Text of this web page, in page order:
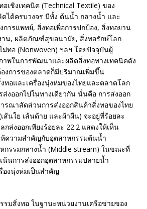
เชิงเทคนิค (Technical Textile) ของ
ได้ครบวงจร มีทั้ง ต้นน้ำ กลางน้ำ และ
ารแพทย์, สิ่งทอเพื่อการปกป้อง, สิ่งทอยาน
าน, ผลิตภัณฑ์สุขอนามัย, สิ่งทอรักษ์โลก
ม่ทอ (Nonwoven) ฯลฯ โดยปัจจุบันผู้
าพในการพัฒนาและผลิตสิ่งทอทางเทคนิคดัง
งการของตลาดก็มีปริมาณเพิ่มขึ้น
ทอและเครื่องนุ่งห่มของไทยและตลาดโลก
งออกไปในทางเดียวกัน นั่นคือ การส่งออก
รณาสัดส่วนการส่งออกสินค้าสิ่งทอของไทย
ส้นใย เส้นด้าย และผ้าผืน) จะอยู่ที่ร้อยละ
ส่งออกเพียงร้อยละ 22.2 แสดงให้เห็น
ห้ความสำคัญกับอุตสาหกรรมต้นน้ำ
กรรมกลางน้ำ (Middle stream) ในขณะที่
นการส่งออกอุตสาหกรรมปลายน้ำ
องนุ่งห่มเป็นสำคัญ
มสิ่งทอ ในฐานะหน่วยงานเครือข่ายของ